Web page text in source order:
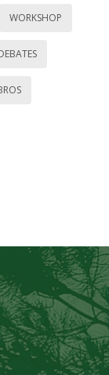
WORKSHOP